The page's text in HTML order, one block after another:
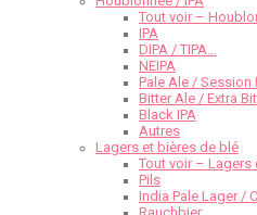
Tout voir –
IPA
DIPA / TIPA…
NEIPA
Pale Ale / Session
Bitter Ale / Extra
Black IPA
Autres
Lagers et bières de blé
Tout voir – Lagers
Pils
India Pale Lager /